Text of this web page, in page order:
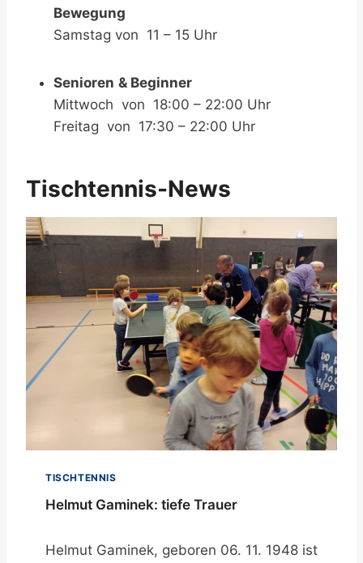
Bewegung
Samstag von 11 – 15 Uhr
Senioren & Beginner
Mittwoch von 18:00 – 22:00 Uhr
Freitag von 17:30 – 22:00 Uhr
Tischtennis-News
TISCHTENNIS
Helmut Gaminek: tiefe Trauer
Helmut Gaminek, geboren 06. 11. 1948 ist